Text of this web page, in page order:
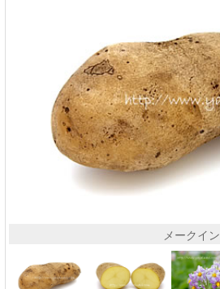
メークイン